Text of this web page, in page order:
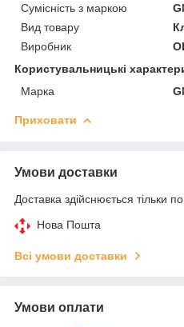
Сумісність з маркою
Вид товару
Виробник
Користувальницькі
Марка
Приховати
Умови доставки
Доставка здійснюється тільки
Нова Пошта
Всі умови доставки
Умови оплати